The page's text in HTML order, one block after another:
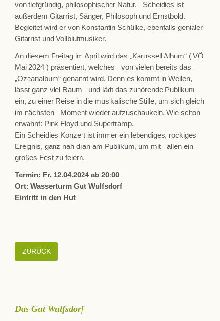
von tiefgründig, philosophischer Natur. Scheidies ist
außerdem Gitarrist, Sänger, Philosoph und Ernstbold.
Begleitet wird er von Konstantin Schülke, ebenfalls genialer
Gitarrist und Vollblutmusiker.
An diesem Freitag im April wird das „Karussell Album“ ( VÖ
Mai 2024 ) präsentiert, welches von vielen bereits das
„Ozeanalbum“ genannt wird. Denn es kommt in Wellen,
lässt ganz viel Raum und lädt das zuhörende Publikum
ein, zu einer Reise in die musikalische Stille, um sich gleich
im nächsten Moment wieder aufzuschaukeln. Wie schon
erwähnt: Pink Floyd und Supertramp.
Ein Scheidies Konzert ist immer ein lebendiges, rockiges
Ereignis, ganz nah dran am Publikum, um mit allen ein
großes Fest zu feiern.
Termin: Fr, 12.04.2024 ab 20:00
Ort: Wasserturm Gut Wulfsdorf
Eintritt in den Hut
ZURÜCK
Das Gut Wulfsdorf